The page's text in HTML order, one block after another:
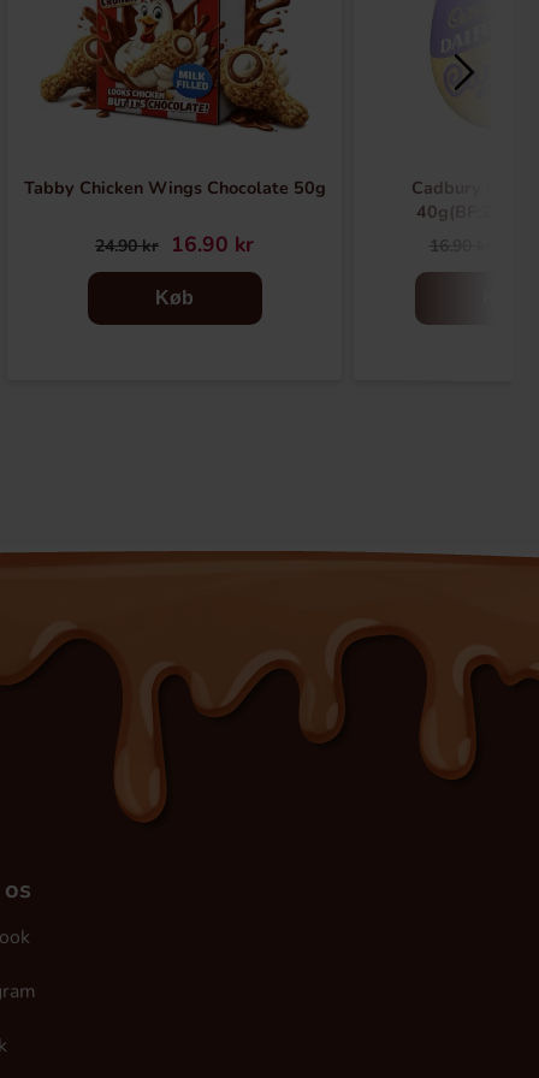
Tabby Chicken Wings Chocolate 50g
24.90 kr 16.90 kr
Køb
Cadbury
40g(BF:2026-
16.90 kr